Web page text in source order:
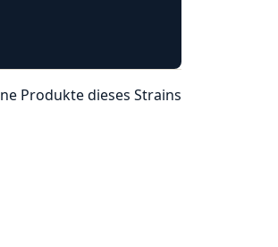
Produkte dieses Strains